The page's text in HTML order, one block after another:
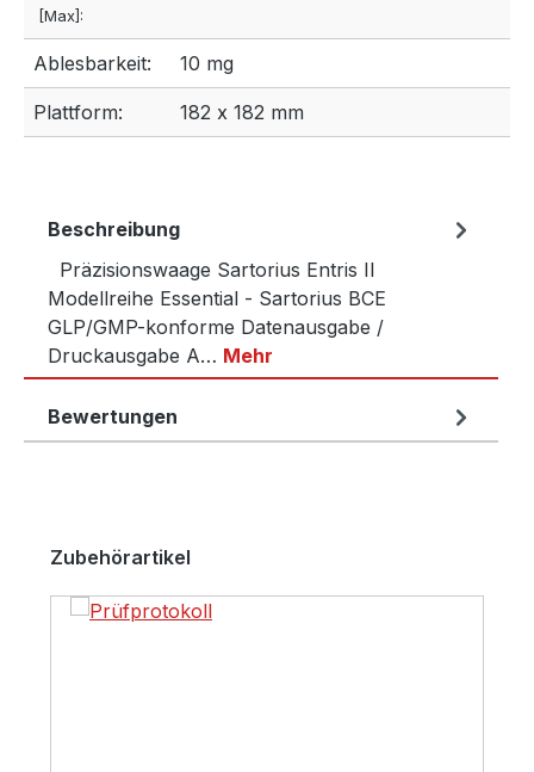
[Max]:
Ablesbarkeit: 10 mg
Plattform: 182 x 182 mm
Beschreibung
Präzisionswaage Sartorius Entris II
Modellreihe Essential - Sartorius BCE
GLP/GMP-konforme Datenausgabe /
Druckausgabe A… Mehr
Bewertungen
Produktgalerie überspringen
Zubehörartikel